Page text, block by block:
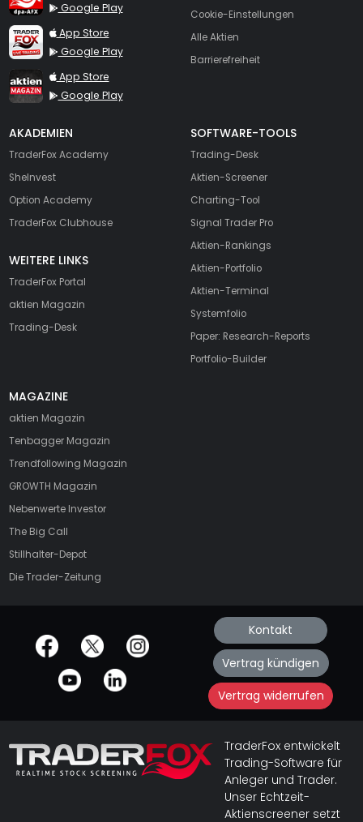
Google Play
TraderFox Live Trading
App Store
Google Play
TraderFox aktien Magazin
App Store
Google Play
Cookie-Einstellungen
Alle Aktien
Barrierefreiheit
AKADEMIEN
TraderFox Academy
SheInvest
Option Academy
TraderFox Clubhouse
WEITERE LINKS
TraderFox Portal
aktien Magazin
Trading-Desk
SOFTWARE-TOOLS
Trading-Desk
Aktien-Screener
Charting-Tool
Signal Trader Pro
Aktien-Rankings
Aktien-Portfolio
Aktien-Terminal
Systemfolio
Paper: Research-Reports
Portfolio-Builder
MAGAZINE
aktien Magazin
Tenbagger Magazin
Trendfollowing Magazin
GROWTH Magazin
Nebenwerte Investor
The Big Call
Stillhalter-Depot
Die Trader-Zeitung
offizielle Social Media-Accounts Kontakt
Vertrag kündigen
Vertrag widerrufen
TraderFox entwickelt
Trading-Software für
Anleger und Trader.
Unser Echtzeit-
Aktienscreener setzt